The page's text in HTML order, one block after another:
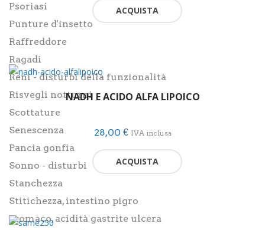
Psoriasi
Punture d'insetto
Raffreddore
Ragadi
Reni - disturbi della funzionalità
Risvegli notturni
Scottature
Senescenza
Pancia gonfia
Sonno - disturbi
Stanchezza
Stitichezza, intestino pigro
Stomaco, acidità gastrite ulcera
ACQUISTA
NADH E ACIDO ALFA LIPOICO
28,00 € IVA inclusa
ACQUISTA